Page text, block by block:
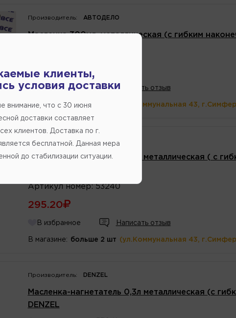
Производитель: АВТОДЕЛО
Масленка 300мл. металлическая (с гибким
280.80
В избранное Написать отзыв
В магазине: больше 2 шт (ул.Коммунальная 43,
Производитель:
Масленка-нагнетатель 0,2л металлическая ( с
Артикулномер:53240
295.20
В избранное Написать отзыв
В магазине: больше 2 шт (ул.Коммунальная 43,
Производитель: DENZEL
Масленка-нагнетатель 0,3л металлическая (с
DENZEL
клиенты,
условия доставки
внимание, что c 30 июня
доставки составляет
клиентов. Доставка по г.
бесплатной. Данная мера
до стабилизации ситуации.